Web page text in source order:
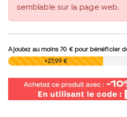
semblable sur la page web.
Ajoutez au moins70 €pour bénéficier
0,00 € +27,99 €